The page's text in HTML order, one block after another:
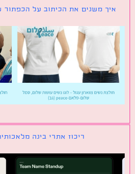
משנים את הכיתוב על הכפתור של
ריכוז אתרי בינה מלאכותית